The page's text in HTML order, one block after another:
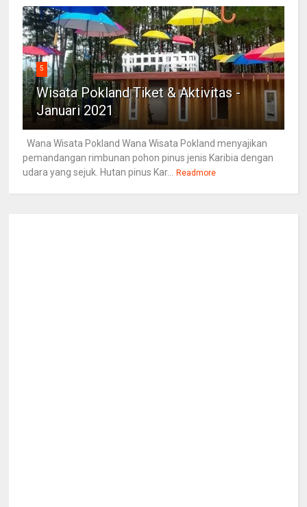
5
Wisata Pokland Tiket & Aktivitas -
Januari 2021
Wana Wisata Pokland Wana Wisata Pokland menyajikan
pemandangan rimbunan pohon pinus jenis Karibia dengan
udara yang sejuk. Hutan pinus Kar... Readmore